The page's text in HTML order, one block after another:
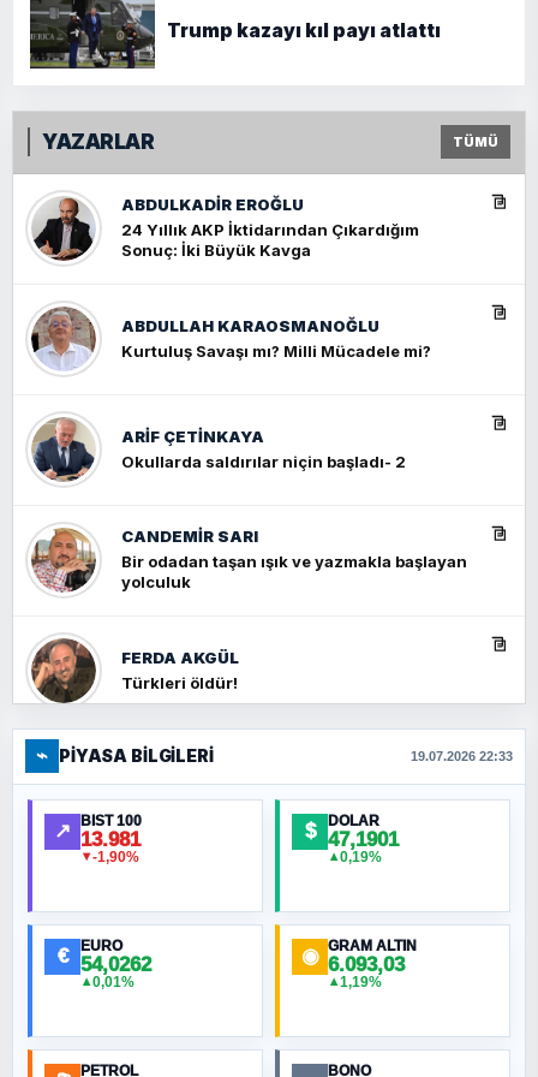
Trump kazayı kıl payı atlattı
YAZARLAR TÜMÜ
ABDULKADIR EROĞLU
24 Yıllık AKP İktidarından Çıkardığım
Sonuç: İki Büyük Kavga
ABDULLAH KARAOSMANOĞLU
Kurtuluş Savaşı mı? Milli Mücadele mi?
ARIF ÇETİNKAYA
Okullarda saldırılar niçin başladı- 2
CANDEMIR SARI
Bir odadan taşan ışık ve yazmakla başlayan
yolculuk
FERDA AKGÜL
Türkleri öldür!
FERHAT BÜYÜKKALKAN
Ankara Zirvesi: NATO Toplantısı mı, Yeni
Ortadoğu Haritasının Provası mı?
MURAT ÖZKAN
⌁ PIYASA BILGILERI 19.07.2026 22:33
↗ BIST 100
13.981
▼-1,90%
$ DOLAR
47,1901
▲0,19%
€ EURO
54,0262
▲0,01%
◉ GRAM ALTIN
6.093,03
▲1,19%
PETROL BONO